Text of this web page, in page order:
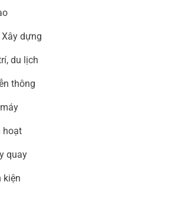
Xây dựng
du lịch
thông
hoạt
quay
kiện